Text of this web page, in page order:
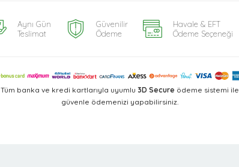
Aynı Gün
Teslimat
Güvenilir
Ödeme
Havale & EFT
Ödeme Seçeneği
Tüm banka ve kredi kartlarıyla uyumlu 3D Secure ödeme sistemi ile
güvenle ödemenizi yapabilirsiniz.